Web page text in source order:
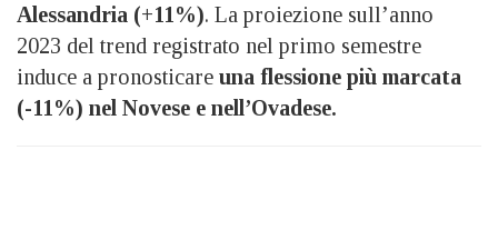
Alessandria (+11%). La proiezione sull’anno
2023 del trend registrato nel primo semestre
induce a pronosticare una flessione più marcata
(-11%) nel Novese e nell’Ovadese.